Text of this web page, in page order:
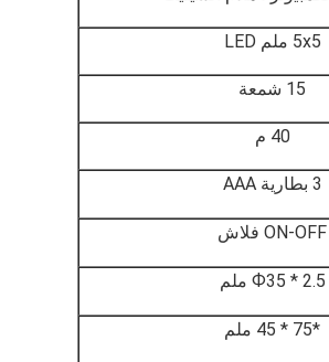
5x5 ملم LED
15 شمعة
40 م
3 بطارية AAA
ON-OFF فلاش
Ф35 * 2.5 ملم
*75 * 45 ملم